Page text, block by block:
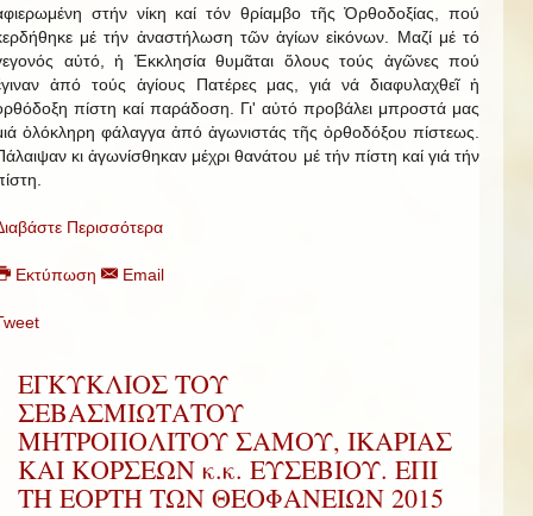
στήν νίκη καί τόν θρίαμβο τῆς Ὀρθοδοξίας, πού
μέ τήν ἀναστήλωση τῶν ἁγίων εἰκόνων. Μαζί μέ τό
αὐτό, ἡ Ἐκκλησία θυμᾶται ὅλους τούς ἀγῶνες πού
ἀπό τούς ἁγίους Πατέρες μας, γιά νά διαφυλαχθεῖ ἡ
πίστη καί παράδοση. Γι' αὐτό προβάλει μπροστά μας
ὁλόκληρη φάλαγγα ἀπό ἀγωνιστάς τῆς ὀρθοδόξου πίστεως.
κι ἀγωνίσθηκαν μέχρι θανάτου μέ τήν πίστη καί γιά τήν
Περισσότερα
Εκτύπωση Email
ΕΓΚΥΚΛΙΟΣ ΤΟΥ
ΣΕΒΑΣΜΙΩΤΑΤΟΥ
ΜΗΤΡΟΠΟΛΙΤΟΥ ΣΑΜΟΥ, ΙΚΑΡΙΑΣ
ΚΑΙ ΚΟΡΣΕΩΝ κ.κ. ΕΥΣΕΒΙΟΥ. ΕΠΙ
ΤΗ ΕΟΡΤΗ ΤΩΝ ΘΕΟΦΑΝΕΙΩΝ 2015